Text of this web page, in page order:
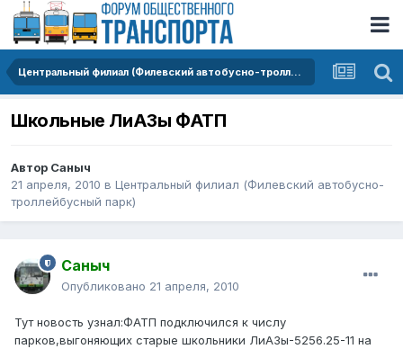
Центральный филиал (Филевский автобусно-троллейбусный парк)
Школьные ЛиАЗы ФАТП
Автор Саныч
21 апреля, 2010 в Центральный филиал (Филевский автобусно-
троллейбусный парк)
Саныч
Опубликовано 21 апреля, 2010
Тут новость узнал:ФАТП подключился к числу
парков,выгоняющих старые школьники ЛиАЗы-5256.25-11 на